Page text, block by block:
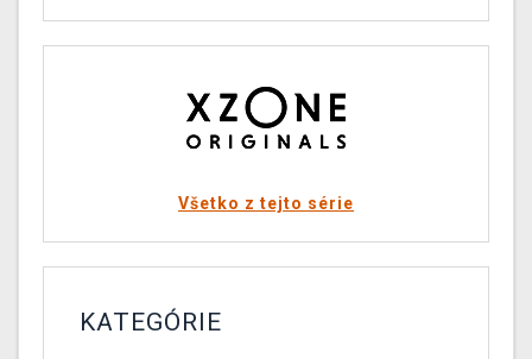
Všetko z tejto série
KATEGÓRIE